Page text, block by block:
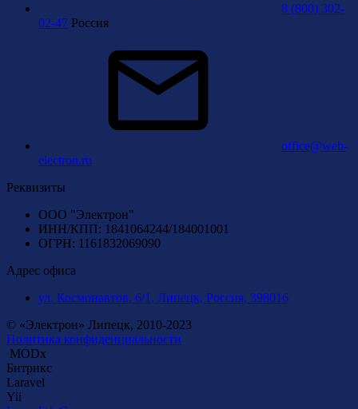
8 (800) 302-
02-47 Россия
office@web-
electron.ru
Реквизиты
ООО "Электрон"
ИНН/КПП: 1841064244/184001001
ОГРН: 1161832069090
Адрес офиса
ул. Космонавтов, 6/1, Липецк, Россия, 398016
© «Электрон» Липецк, 2010-2023
Политика конфиденциальности
MODx
Битрикс
Laravel
Yii